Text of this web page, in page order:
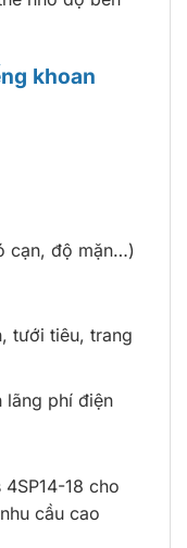
khoan
cạn, độ mặn…)
tưới tiêu, trang
lãng phí điện
18 cho
cầu cao